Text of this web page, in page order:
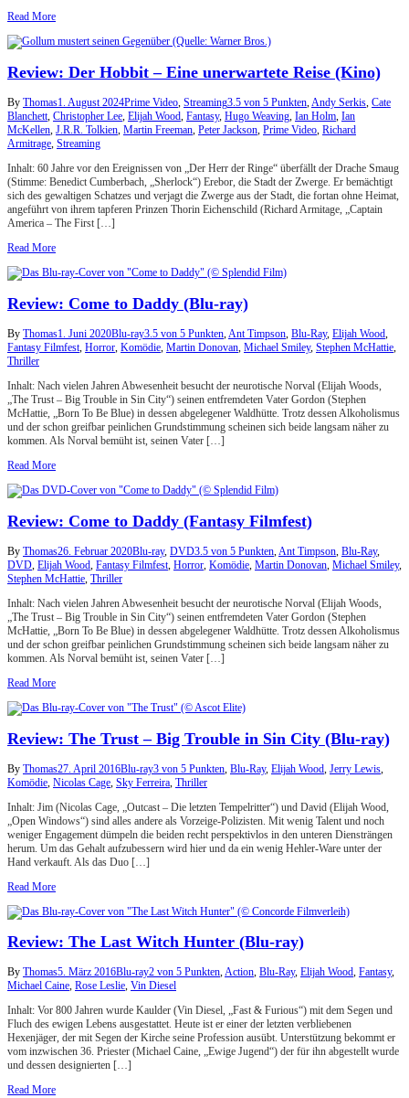
Read More
Review: Der Hobbit – Eine unerwartete Reise (Kino)
By Thomas1. August 2024Prime Video, Streaming3.5 von 5 Punkten,Andy Serkis, Cate
Blanchett, Christopher Lee, Elijah Wood, Fantasy, Hugo Weaving, Ian Holm, Ian
McKellen, J.R.R. Tolkien, Martin Freeman, Peter Jackson, Prime Video, Richard
Armitrage, Streaming
Inhalt: 60 Jahre vor den Ereignissen von „Der Herr der Ringe“ überfällt der Drache Smaug
(Stimme: Benedict Cumberbach, „Sherlock“) Erebor, die Stadt der Zwerge. Er bemächtigt
sich des gewaltigen Schatzes und verjagt die Zwerge aus der Stadt, die fortan ohne Heimat,
angeführt von ihrem tapferen Prinzen Thorin Eichenschild (Richard Armitage, „Captain
America – The First […]
Read More
Review: Come to Daddy (Blu-ray)
By Thomas1. Juni 2020Blu-ray3.5 von 5 Punkten Ant Timpson Blu-Ray, Elijah Wood
Fantasy Filmfest Horror Komödie Martin Donovan Michael Smiley, Stephen McHattie
Thriller
Inhalt: Nach vielen Jahren Abwesenheit besucht der neurotische Norval (Elijah Woods,
„The Trust – Big Trouble in Sin City“) seinen entfremdeten Vater Gordon (Stephen
McHattie, „Born To Be Blue) in dessen abgelegener Waldhütte. Trotz dessen Alkoholismus
und der schon greifbar peinlichen Grundstimmung scheinen sich beide langsam näher zu
kommen. Als Norval bemüht ist, seinen Vater […]
Read More
Review: Come to Daddy (Fantasy Filmfest)
By Thomas26. Februar 2020Blu-ray, DVD3.5 von 5 Punkten Ant Timpson Blu-Ray,
DVD Elijah Wood Fantasy Filmfest Horror Komödie Martin Donovan Michael Smiley,
Stephen McHattie Thriller
Inhalt: Nach vielen Jahren Abwesenheit besucht der neurotische Norval (Elijah Woods,
„The Trust – Big Trouble in Sin City“) seinen entfremdeten Vater Gordon (Stephen
McHattie, „Born To Be Blue) in dessen abgelegener Waldhütte. Trotz dessen Alkoholismus
und der schon greifbar peinlichen Grundstimmung scheinen sich beide langsam näher zu
kommen. Als Norval bemüht ist, seinen Vater […]
Read More
Review: The Trust – Big Trouble in Sin City (Blu-ray)
By Thomas27. April 2016Blu-ray3 von 5 Punkten Blu-Ray, Elijah Wood Jerry Lewis
Komödie Nicolas Cage Sky Ferreira Thriller
Inhalt: Jim (Nicolas Cage, „Outcast – Die letzten Tempelritter“) und David (Elijah Wood,
„Open Windows“) sind alles andere als Vorzeige-Polizisten. Mit wenig Talent und noch
weniger Engagement dümpeln die beiden recht perspektivlos in den unteren Diensträngen
herum. Um das Gehalt aufzubessern wird hier und da ein wenig Hehler-Ware unter der
Hand verkauft. Als das Duo […]
Read More
Review: The Last Witch Hunter (Blu-ray)
By Thomas5. März 2016Blu-ray2 von 5 Punkten,Action, Blu-Ray, Elijah Wood, Fantasy,
Michael Caine, Rose Leslie, Vin Diesel
Inhalt: Vor 800 Jahren wurde Kaulder (Vin Diesel, „Fast & Furious“) mit dem Segen und
Fluch des ewigen Lebens ausgestattet. Heute ist er einer der letzten verbliebenen
Hexenjäger, der mit Segen der Kirche seine Profession ausübt. Unterstützung bekommt er
vom inzwischen 36. Priester (Michael Caine, „Ewige Jugend“) der für ihn abgestellt wurde
und dessen designierten […]
Read More